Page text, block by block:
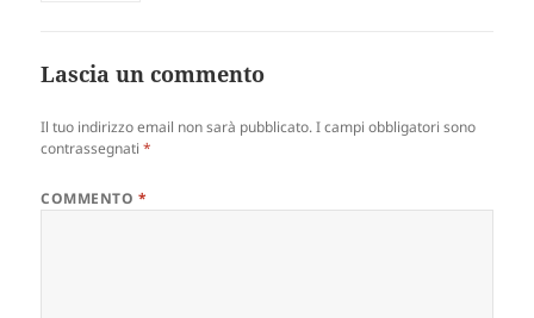
Lascia un commento
Il tuo indirizzo email non sarà pubblicato. I campi obbligatori sono
contrassegnati*
COMMENTO *